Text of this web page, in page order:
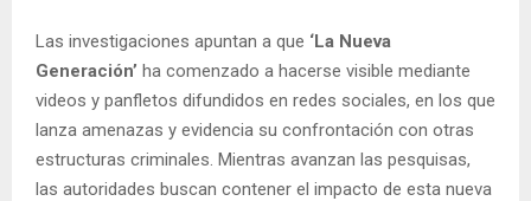
Las investigaciones apuntan a que ‘La Nueva
Generación’ ha comenzado a hacerse visible mediante
videos y panfletos difundidos en redes sociales, en los que
lanza amenazas y evidencia su confrontación con otras
estructuras criminales. Mientras avanzan las pesquisas,
las autoridades buscan contener el impacto de esta nueva